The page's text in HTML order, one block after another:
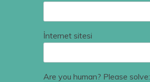
İnternet sitesi
Are you human? Please solve: